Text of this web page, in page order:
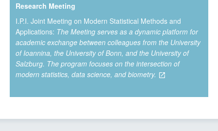
Research Meeting
Ι.P.I. Joint Meeting on Modern Statistical Methods and
Applications: The Meeting serves as a dynamic platform for
academic exchange between colleagues from the University
of Ioannina, the University of Bonn, and the University of
Salzburg. The program focuses on the intersection of
modern statistics, data science, and biometry.